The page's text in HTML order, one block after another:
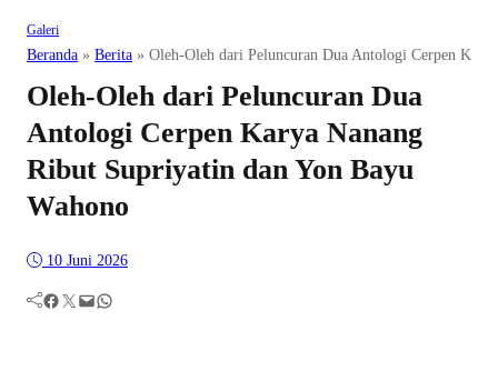
Galeri
Beranda » Berita » Oleh-Oleh dari Peluncuran Dua Antologi Cerpen
Oleh-Oleh dari Peluncuran Dua
Antologi Cerpen Karya Nanang
Ribut Supriyatin dan Yon Bayu
Wahono
10 Juni 2026
Facebook Twitter Mail WhatsApp